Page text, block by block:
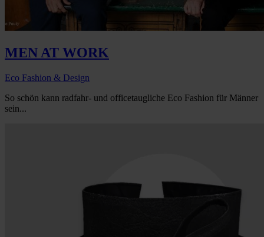
MEN AT WORK
Eco Fashion & Design
So schön kann radfahr- und officetaugliche Eco Fashion für Männer
sein...